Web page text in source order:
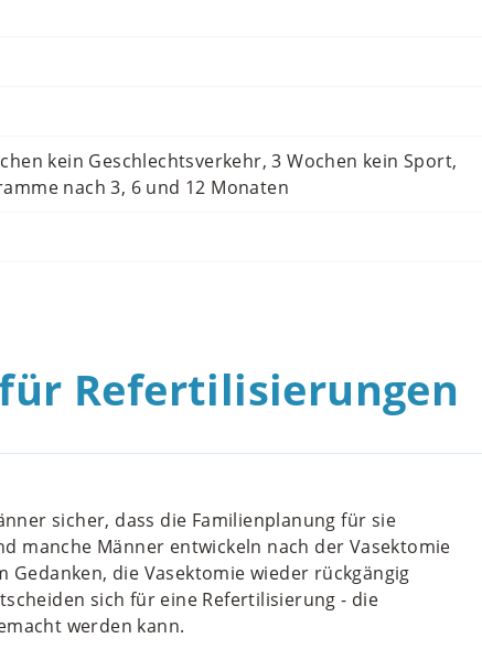
kein Geschlechtsverkehr, 3 Wochen kein Sport,
nach 3, 6 und 12 Monaten
Refertilisierungen
sicher, dass die Familienplanung für sie
manche Männer entwickeln nach der Vasektomie
die Vasektomie wieder rückgängig
sich für eine Refertilisierung - die
werden kann.